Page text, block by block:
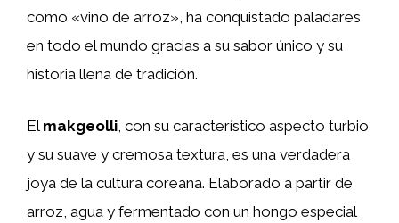
como «vino de arroz», ha conquistado paladares
en todo el mundo gracias a su sabor único y su
historia llena de tradición.
El makgeolli , con su característico aspecto turbio
y su suave y cremosa textura, es una verdadera
joya de la cultura coreana. Elaborado a partir de
arroz, agua y fermentado con un hongo especial